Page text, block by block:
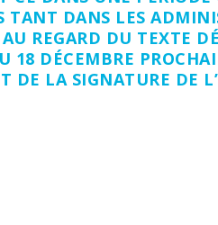
TANT DANS LES
AU REGARD DU TEXTE
18 DÉCEMBRE
DE LA SIGNATURE DE